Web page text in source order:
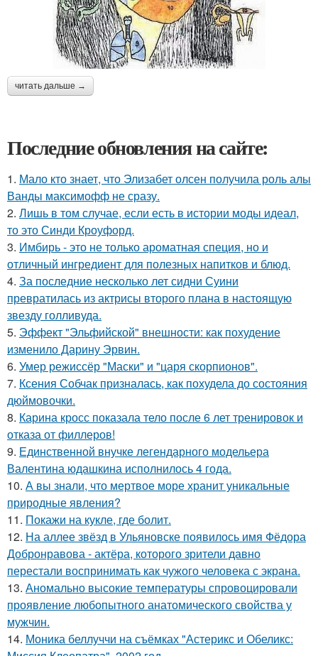
читать дальше →
Последние обновления на сайте:
1. Мало кто знает, что Элизабет олсен получила роль алы
Ванды максимофф не сразу.
2. Лишь в том случае, если есть в истории моды идеал,
то это Синди Кроуфорд.
3. Имбирь - это не только ароматная специя, но и
отличный ингредиент для полезных напитков и блюд.
4. За последние несколько лет сидни Суини
превратилась из актрисы второго плана в настоящую
звезду голливуда.
5. Эффект "Эльфийской" внешности: как похудение
изменило Дарину Эрвин.
6. Умер режиссёр "Маски" и "царя скорпионов".
7. Ксения Собчак призналась, как похудела до состояния
дюймовочки.
8. Карина кросс показала тело после 6 лет тренировок и
отказа от филлеров!
9. Единственной внучке легендарного модельера
Валентина юдашкина исполнилось 4 года.
10. А вы знали, что мертвое море хранит уникальные
природные явления?
11. Покажи на кукле, где болит.
12. На аллее звёзд в Ульяновске появилось имя Фёдора
Добронравова - актёра, которого зрители давно
перестали воспринимать как чужого человека с экрана.
13. Аномально высокие температуры спровоцировали
проявление любопытного анатомического свойства у
мужчин.
14. Моника беллуччи на съёмках "Астерикс и Обеликс: